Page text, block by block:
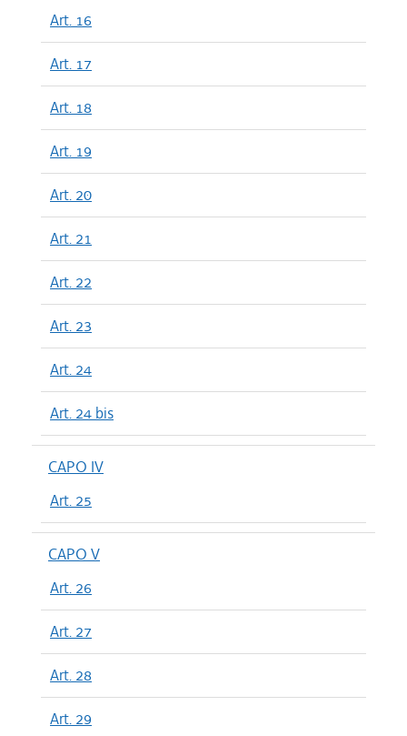
Art. 16
Art. 17
Art. 18
Art. 19
Art. 20
Art. 21
Art. 22
Art. 23
Art. 24
Art. 24 bis
CAPO IV
Art. 25
CAPO V
Art. 26
Art. 27
Art. 28
Art. 29